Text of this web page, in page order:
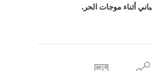
أثناء موجات الحر.